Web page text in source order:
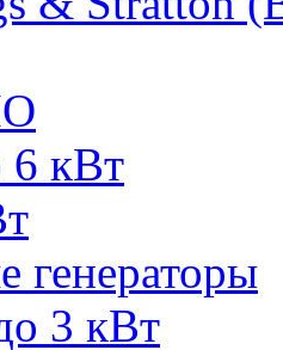
6 кВт
генераторы
3 кВт